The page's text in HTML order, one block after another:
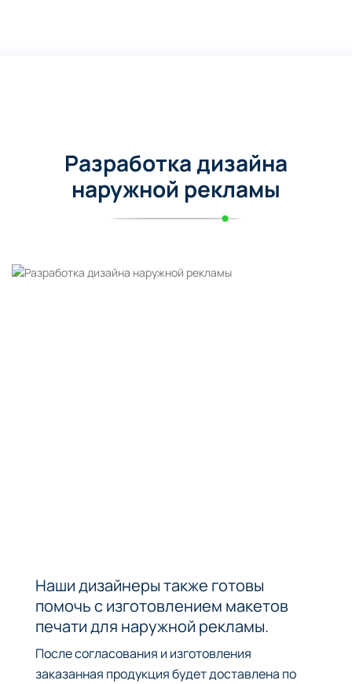
Разработка дизайна
наружной рекламы
Наши дизайнеры также готовы
помочь с изготовлением макетов
печати для наружной рекламы.
После согласования и изготовления
заказанная продукция будет доставлена по